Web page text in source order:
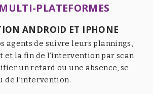
PLATEFORMES
ANDROID ET IPHONE
agents de suivre leurs plannings,
et la fin de l’intervention par scan
un retard ou une absence, se
de l’intervention.